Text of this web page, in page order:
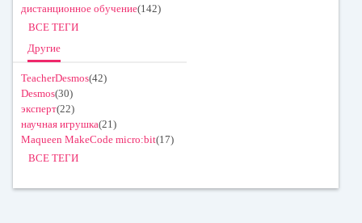
дистанционное обучение(142)
ВСЕ ТЕГИ
Другие
TeacherDesmos(42)
Desmos(30)
эксперт(22)
научная игрушка(21)
Maqueen MakeCode micro:bit(17)
ВСЕ ТЕГИ